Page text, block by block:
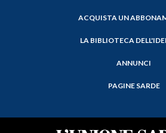
ACQUISTA UN
LA BIBLIOTECA
ANNUNCI
PAGINE SARDE